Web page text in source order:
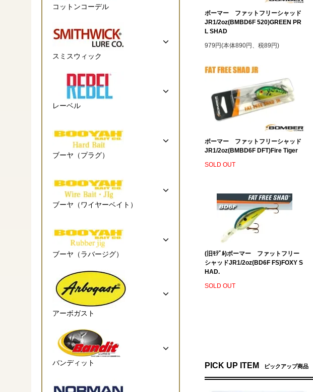
ボーマー ファットフリーシャッド
JR1/2oz(BMBD6F 520)GREEN PR
L SHAD
979円(本体890円、税89円)
ボーマー ファットフリーシャッド
JR1/2oz(BMBD6F DFT)Fire Tiger
SOLD OUT
(旧ﾓﾃﾞﾙ)ボーマー ファットフリー
シャッドJR1/2oz(BD6F FS)FOXY S
HAD.
SOLD OUT
PICK UP ITEM ピックアップ商品
コットンコーデル
スミスウィック
レーベル
ブーヤ（プラグ）
ブーヤ（ワイヤーベイト）
ブーヤ（ラバージグ）
アーボガスト
バンディット